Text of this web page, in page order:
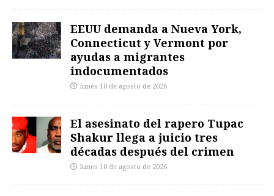
EEUU demanda a Nueva York,
Connecticut y Vermont por
ayudas a migrantes
indocumentados
lunes 10 de agosto de 2026
El asesinato del rapero Tupac
Shakur llega a juicio tres
décadas después del crimen
lunes 10 de agosto de 2026